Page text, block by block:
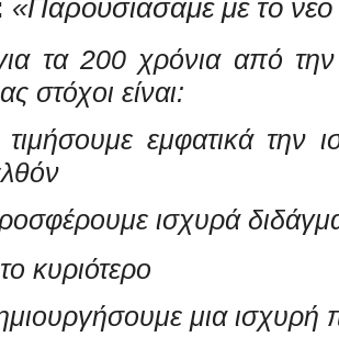
«Παρουσιάσαμε με το νέο
τα 200 χρόνια από
στόχοι είναι:
εμφατικά την
ισχυρά
κυριότερο
μια ισχυρή